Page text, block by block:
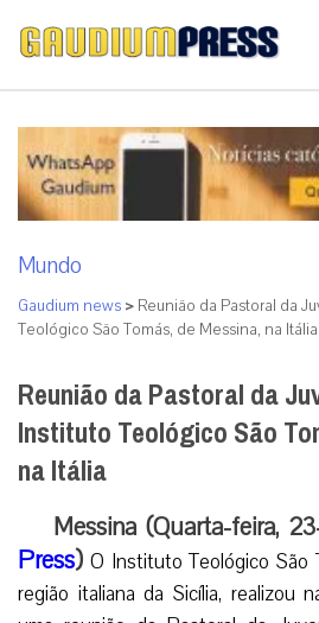
Mundo
Gaudium news > Reunião da Pastoral da
Teológico São Tomás, de Messina, na Itália
Reunião da Pastoral da
Instituto Teológico São
na Itália
Messina (Quarta-feira,
Press) O Instituto Teológico São
região italiana da Sicília, realizou